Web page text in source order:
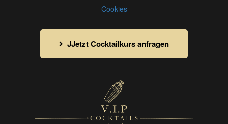
Cookies
JJetzt Cocktailkurs anfragen